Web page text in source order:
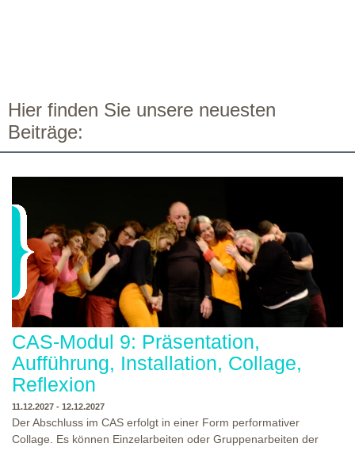
Hier finden Sie unsere neuesten
Beiträge:
CAS-Modul 9: Präsentation,
Aufführung, Installation, Collage,
Reflexion
11.12.2027 - 12.12.2027
Der Abschluss im CAS erfolgt in einer Form performativer
Collage. Es können Einzelarbeiten oder Gruppenarbeiten der